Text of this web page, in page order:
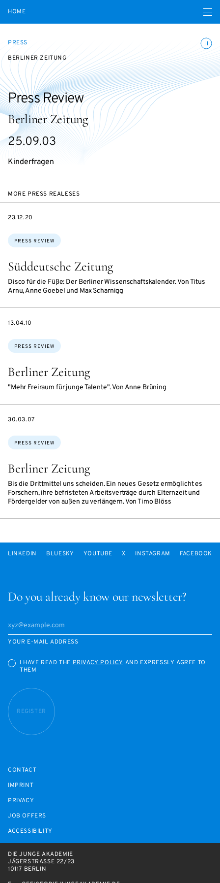
HOME Open
PRESS
BERLINER ZEITUNG
Berliner Zeitung
Press Review
25.09.03
Kinderfragen
MORE PRESS REALESES
Süddeutsche Zeitung
Disco für die Füße: Der Berliner Wissenschaftskalender. Von Titus
Arnu, Anne Goebel und Max Scharnigg
Topics:
PRESS REVIEW
DATE
23.12.20
Berliner Zeitung
"Mehr Freiraum für junge Talente". Von Anne Brüning
Topics:
PRESS REVIEW
DATE
13.04.10
Berliner Zeitung
Bis die Drittmittel uns scheiden. Ein neues Gesetz ermöglicht es
Forschern, ihre befristeten Arbeitsverträge durch Elternzeit und
Fördergelder von außen zu verlängern. Von Timo Blöss
Topics:
PRESS REVIEW
DATE
30.03.07
Do you already know our newsletter?
YOUR E-MAIL ADDRESS
I HAVE READ THEPRIVACY POLICY AND EXPRESSLY AGREE TO
THEM
REGISTER
LINKEDIN BLUESKY YOUTUBE X INSTAGRAM FACEBOOK
CONTACT
IMPRINT
PRIVACY
JOB OFFERS
ACCESSIBILITY
DIE JUNGE AKADEMIE
JÄGERSTRASSE 22/23
10117 BERLIN